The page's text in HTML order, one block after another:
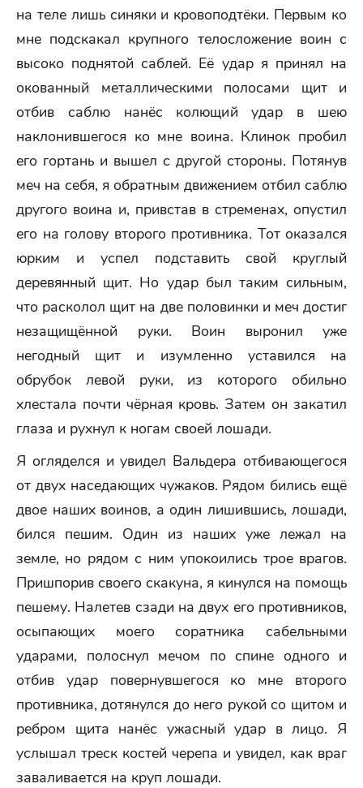
на теле лишь синяки и кровоподтёки. Первым ко
мне подскакал крупного телосложение воин с
высоко поднятой саблей. Её удар я принял на
окованный металлическими полосами щит и
отбив саблю нанёс колющий удар в шею
наклонившегося ко мне воина. Клинок пробил
его гортань и вышел с другой стороны. Потянув
меч на себя, я обратным движением отбил саблю
другого воина и, привстав в стременах, опустил
его на голову второго противника. Тот оказался
юрким и успел подставить свой круглый
деревянный щит. Но удар был таким сильным,
что расколол щит на две половинки и меч достиг
незащищённой руки. Воин выронил уже
негодный щит и изумленно уставился на
обрубок левой руки, из которого обильно
хлестала почти чёрная кровь. Затем он закатил
глаза и рухнул к ногам своей лошади.
Я огляделся и увидел Вальдера отбивающегося
от двух наседающих чужаков. Рядом бились ещё
двое наших воинов, а один лишившись, лошади,
бился пешим. Один из наших уже лежал на
земле, но рядом с ним упокоились трое врагов.
Пришпорив своего скакуна, я кинулся на помощь
пешему. Налетев сзади на двух его противников,
осыпающих моего соратника сабельными
ударами, полоснул мечом по спине одного и
отбив удар повернувшегося ко мне второго
противника, дотянулся до него рукой со щитом и
ребром щита нанёс ужасный удар в лицо. Я
услышал треск костей черепа и увидел, как враг
заваливается на круп лошади.